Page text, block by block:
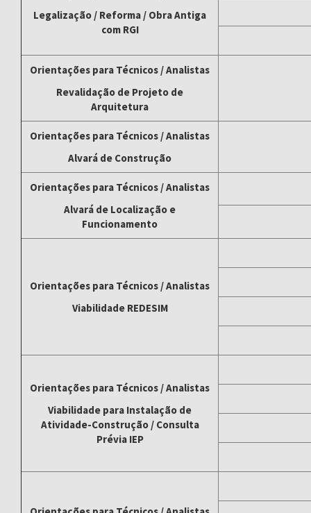
Legalização / Reforma / Obra Antiga
com RGI
Orientações para Técnicos / Analistas
Revalidação de Projeto de
Arquitetura
Orientações para Técnicos / Analistas
Alvará de Construção
Orientações para Técnicos / Analistas
Alvará de Localização e
Funcionamento
Orientações para Técnicos / Analistas
Viabilidade REDESIM
Orientações para Técnicos / Analistas
Viabilidade para Instalação de
Atividade-Construção / Consulta
Prévia IEP